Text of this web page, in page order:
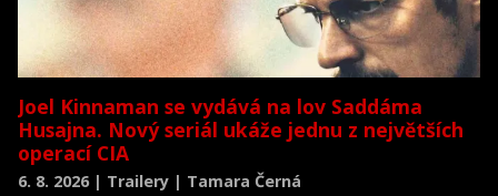
Joel Kinnaman se vydává na lov Saddáma
Husajna. Nový seriál ukáže jednu z největších
operací CIA
6. 8. 2026 | Trailery | Tamara Černá